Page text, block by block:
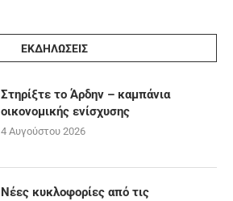
ΕΚΔΗΛΩΣΕΙΣ
Στηρίξτε το Άρδην – καμπάνια
οικονομικής ενίσχυσης
4 Αυγούστου 2026
Νέες κυκλοφορίες από τις